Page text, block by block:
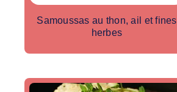
Samoussas au thon, ail et fines
herbes